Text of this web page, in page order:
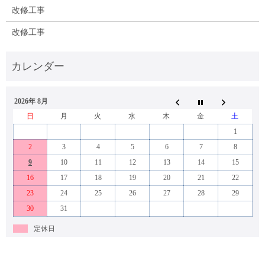
改修工事
改修工事
2026年 8月
日
月 火 水 木 金
土
1
2
3 4 5 6 7
8
9
10 11 12 13 14
15
16
17 18 19 20 21
22
23
24 25 26 27 28
29
30
31
定休日